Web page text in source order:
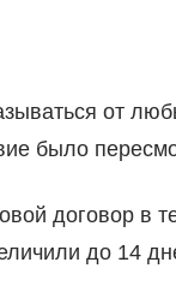
от
было
договор в
до 14